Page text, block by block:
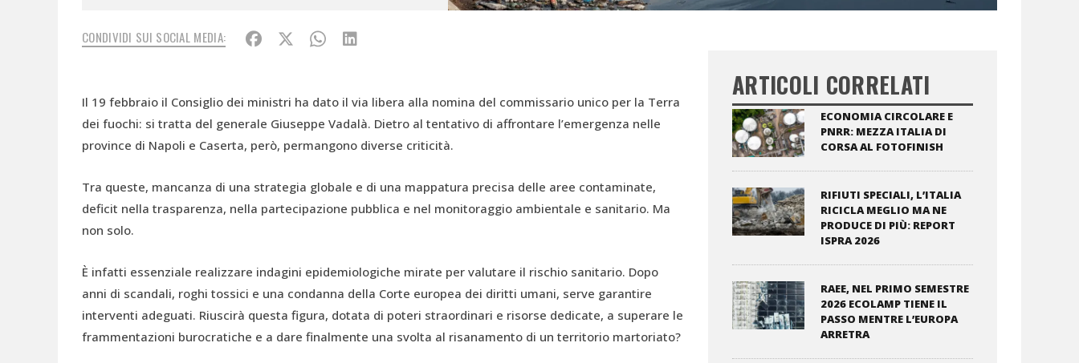
CONDIVIDI SUI SOCIAL MEDIA:
Il 19 febbraio il Consiglio dei ministri ha dato il via libera alla nomina del commissario unico per la Terra
dei fuochi: si tratta del generale Giuseppe Vadalà. Dietro al tentativo di affrontare l’emergenza nelle
province di Napoli e Caserta, però, permangono diverse criticità.
Tra queste, mancanza di una strategia globale e di una mappatura precisa delle aree contaminate,
deficit nella trasparenza, nella partecipazione pubblica e nel monitoraggio ambientale e sanitario. Ma
non solo.
È infatti essenziale realizzare indagini epidemiologiche mirate per valutare il rischio sanitario. Dopo
anni di scandali, roghi tossici e una condanna della Corte europea dei diritti umani, serve garantire
interventi adeguati. Riuscirà questa figura, dotata di poteri straordinari e risorse dedicate, a superare le
frammentazioni burocratiche e a dare finalmente una svolta al risanamento di un territorio martoriato?
ARTICOLI CORRELATI
ECONOMIA CIRCOLARE E
PNRR: MEZZA ITALIA DI
CORSA AL FOTOFINISH
RIFIUTI SPECIALI, L’ITALIA
RICICLA MEGLIO MA NE
PRODUCE DI PIÙ: REPORT
ISPRA 2026
RAEE, NEL PRIMO SEMESTRE
2026 ECOLAMP TIENE IL
PASSO MENTRE L’EUROPA
ARRETRA